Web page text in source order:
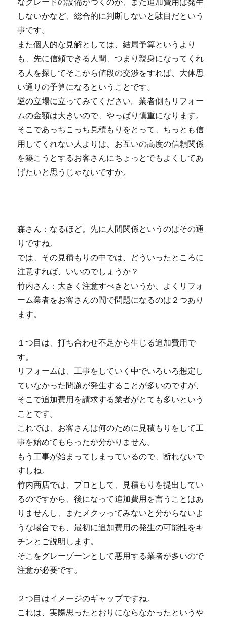
しないかなど、総合的に判断しないと駄目だという
事です。
また個人的な見解としては、結局予算というより
も、先に信頼できる人間、つまり親身になってくれ
る人を探してそこから値段の交渉をすれば、大体思
い通りの予算になるということです。
逆の立場に立ってみてください。業者側もリフォー
ムの金額は大きいので、やっぱり慎重になります。
そこであっちこっち見積もりをとって、ちっとも信
用してくれない人よりは、お互いの高度の信頼関係
を築こうとするお客さんにちょっとでもよくしてあ
げたいと思うじゃないですか。
森さん：なるほど。先に人間関係というのはその通
りですね。
では、その見積もりの中では、どういったところに
注意すれば、いいのでしょうか？
竹内さん：大きく注意すべきというか、よくリフォ
ーム業者をお客さんの間で問題になるのは２つあり
ます。
１つ目は、打ち合わせ不足から生じる追加費用で
す。
リフォームは、工事をしていく中でいろいろ想定し
ていなかった問題が発生することが多いのですが、
そこで追加費用を請求する業者がとても多いという
ことです。
これでは、お客さんは何のために見積もりをして工
事を始めてもらったか分かりません。
もう工事が始まってしまっているので、断れないで
すしね。
竹内商店では、プロとして、見積もりを提出してい
るのですから、後になって追加費用を言うことはあ
りませんし、またメクッってみないと分からないよ
うな場合でも、最初に追加費用の発生の可能性をキ
チンとご説明します。
そこをグレーゾーンとして悪用する業者が多いので
注意が必要です。
２つ目はイメージのギャップですね。
これは、実際思ったとおりにならなかったというや